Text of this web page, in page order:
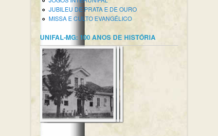
JUBILEU DE PRATA E DE OURO
MISSA E CULTO EVANGÉLICO
UNIFAL-MG: 100 ANOS DE HISTÓRIA